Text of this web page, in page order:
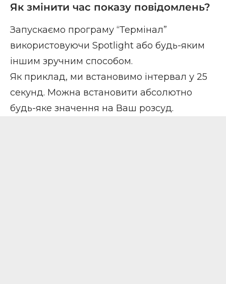
Як змінити час показу повідомлень?
Запускаємо програму “Термінал”
використовуючи Spotlight або будь-яким
іншим зручним способом.
Як приклад, ми встановимо інтервал у 25
секунд. Можна встановити абсолютно
будь-яке значення на Ваш розсуд.